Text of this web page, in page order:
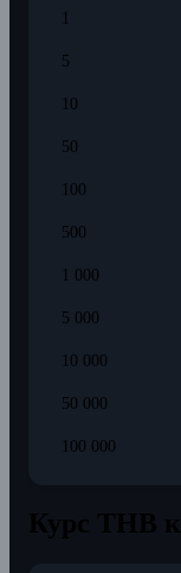
1
5
10
50
100
500
1 000
5 000
10 000
50 000
100 000